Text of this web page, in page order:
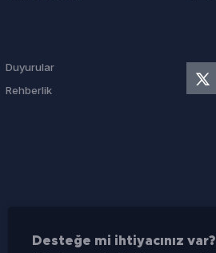
Duyurular
Rehberlik
Desteğe mi ihtiyacınız var?